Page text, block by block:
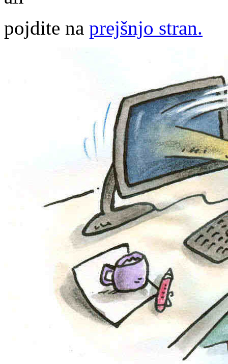
pojdite na prejšnjo stran.